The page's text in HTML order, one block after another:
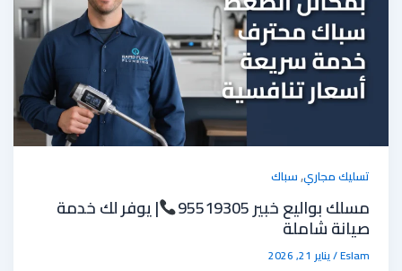
تسليك مجاري,سباك
مسلك بواليع خبير 95519305 | يوفر لك خدمة
صيانة شاملة
Eslam
/يناير 21, 2026